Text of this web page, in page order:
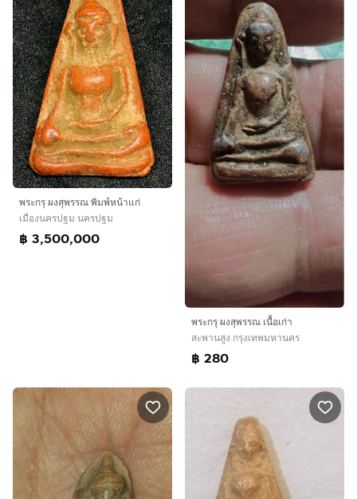
พระกรุ ผงสุพรรณ พิมพ์หน้าแก่
เมืองนครปฐม นครปฐม
฿ 3,500,000
พระกรุ ผงสุพรรณ เนื้อเก่า
สะพานสูง กรุงเทพมหานคร
฿ 280